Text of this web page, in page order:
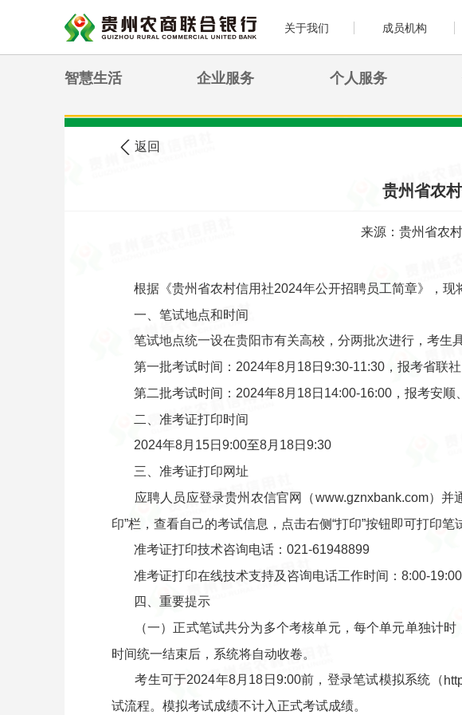
关于我们 成员机构
智慧生活 企业服务 个人服务
您现在的位置: 农信公告
返回
贵州省农
来源：贵州省农
根据《贵州省农村信用社2024年公开招聘员工简章》，现
一、笔试地点和时间
笔试地点统一设在贵阳市有关高校，分两批次进行，考生
第一批考试时间：2024年8月18日9:30-11:30，报考省联
第二批考试时间：2024年8月18日14:00-16:00，报考安顺
二、准考证打印时间
2024年8月15日9:00至8月18日9:30
三、准考证打印网址
应聘人员应登录贵州农信官网（www.gznxbank.com）并
印”栏，查看自己的考试信息，点击右侧“打印”按钮即可打印笔
准考证打印技术咨询电话：021-61948899
准考证打印在线技术支持及咨询电话工作时间：8:00-19:00
四、重要提示
（一）正式笔试共分为多个考核单元，每个单元单独计
时间统一结束后，系统将自动收卷。
考生可于2024年8月18日9:00前，登录笔试模拟系统（
试流程。模拟考试成绩不计入正式考试成绩。